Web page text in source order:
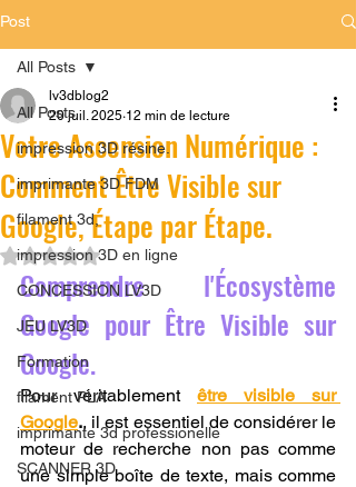
Post
All Posts
impression 3D résine.
imprimante 3D FDM
filament 3d,
impression 3D en ligne
CONCESSION LV3D
JEU LV3D
Formation
filament PLA
imprimante 3d professionelle
SCANNER 3D
All Posts
Votre Ascension Numérique :
Comment Être Visible sur
Google, Étape par Étape.
lv3dblog2
20 juil. 2025 12 min de lecture
Noté NaN étoiles sur 5.
Comprendre l'Écosystème
Google pour Être Visible sur
Google.
Pour véritablement être visible sur
Google., il est essentiel de considérer le
moteur de recherche non pas comme
une simple boîte de texte, mais comme